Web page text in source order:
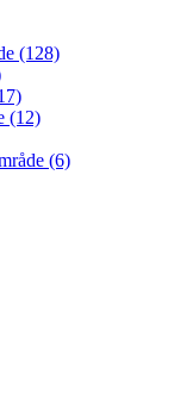
(128)
(12)
(6)